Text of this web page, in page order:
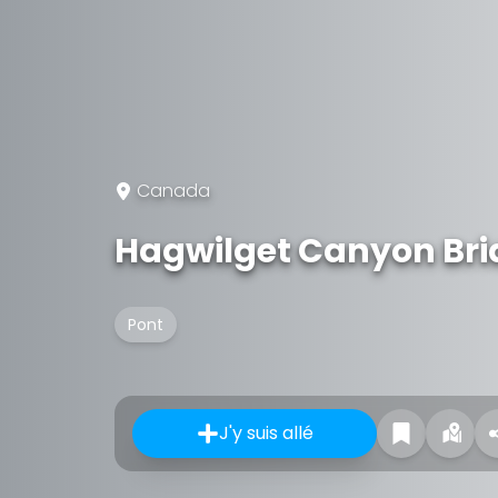
Canada
Hagwilget Canyon
Pont
J'y suis allé